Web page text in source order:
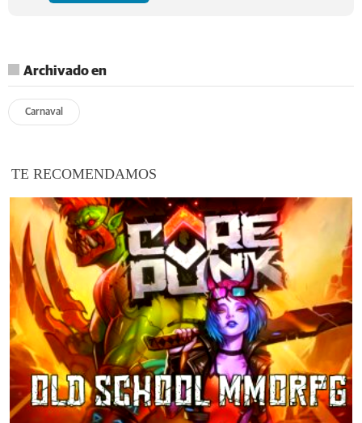
Archivado en
Carnaval
TE RECOMENDAMOS